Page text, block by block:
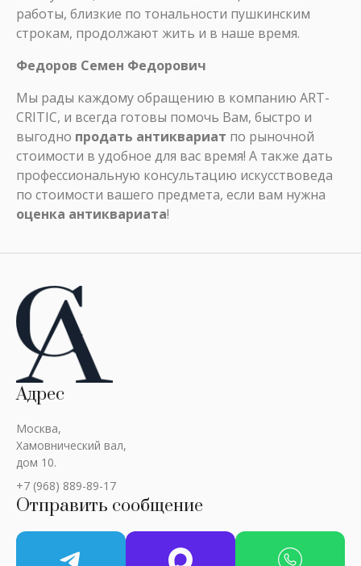
работы, близкие по тональности пушкинским
строкам, продолжают жить и в наше время.
Федоров Семен Федорович
Мы рады каждому обращению в компанию ART-
CRITIC, и всегда готовы помочь Вам, быстро и
выгодно продать антиквариат по рыночной
стоимости в удобное для вас время! А также дать
профессиональную консультацию искусствоведа
по стоимости вашего предмета, если вам нужна
оценка антиквариата!
Адрес
Москва,
Хамовнический вал,
дом 10.
+7 (968) 889-89-17
Отправить сообщение